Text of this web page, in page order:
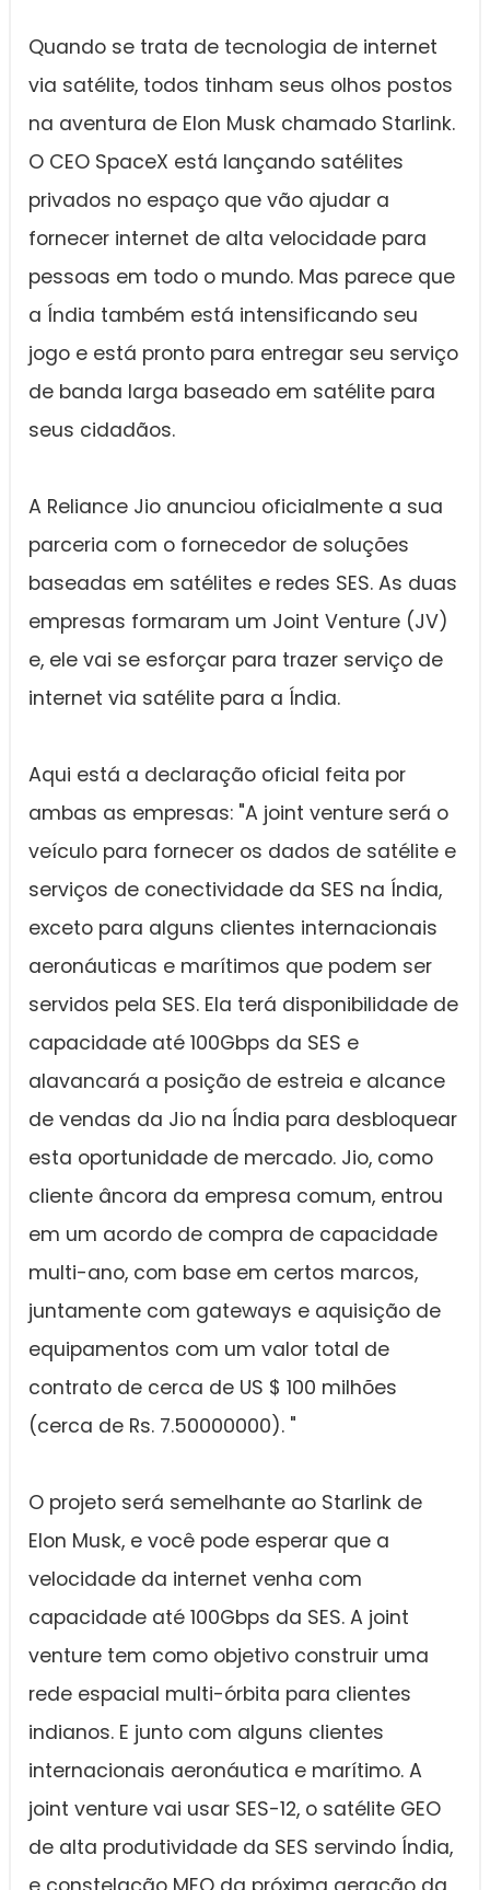
Quando se trata de tecnologia de internet
via satélite, todos tinham seus olhos postos
na aventura de Elon Musk chamado Starlink.
O CEO SpaceX está lançando satélites
privados no espaço que vão ajudar a
fornecer internet de alta velocidade para
pessoas em todo o mundo. Mas parece que
a Índia também está intensificando seu
jogo e está pronto para entregar seu serviço
de banda larga baseado em satélite para
seus cidadãos.
A Reliance Jio anunciou oficialmente a sua
parceria com o fornecedor de soluções
baseadas em satélites e redes SES. As duas
empresas formaram um Joint Venture (JV)
e, ele vai se esforçar para trazer serviço de
internet via satélite para a Índia.
Aqui está a declaração oficial feita por
ambas as empresas: "A joint venture será o
veículo para fornecer os dados de satélite e
serviços de conectividade da SES na Índia,
exceto para alguns clientes internacionais
aeronáuticas e marítimos que podem ser
servidos pela SES. Ela terá disponibilidade de
capacidade até 100Gbps da SES e
alavancará a posição de estreia e alcance
de vendas da Jio na Índia para desbloquear
esta oportunidade de mercado. Jio, como
cliente âncora da empresa comum, entrou
em um acordo de compra de capacidade
multi-ano, com base em certos marcos,
juntamente com gateways e aquisição de
equipamentos com um valor total de
contrato de cerca de US $ 100 milhões
(cerca de Rs. 7.50000000). "
O projeto será semelhante ao Starlink de
Elon Musk, e você pode esperar que a
velocidade da internet venha com
capacidade até 100Gbps da SES. A joint
venture tem como objetivo construir uma
rede espacial multi-órbita para clientes
indianos. E junto com alguns clientes
internacionais aeronáutica e marítimo. A
joint venture vai usar SES-12, o satélite GEO
de alta produtividade da SES servindo Índia,